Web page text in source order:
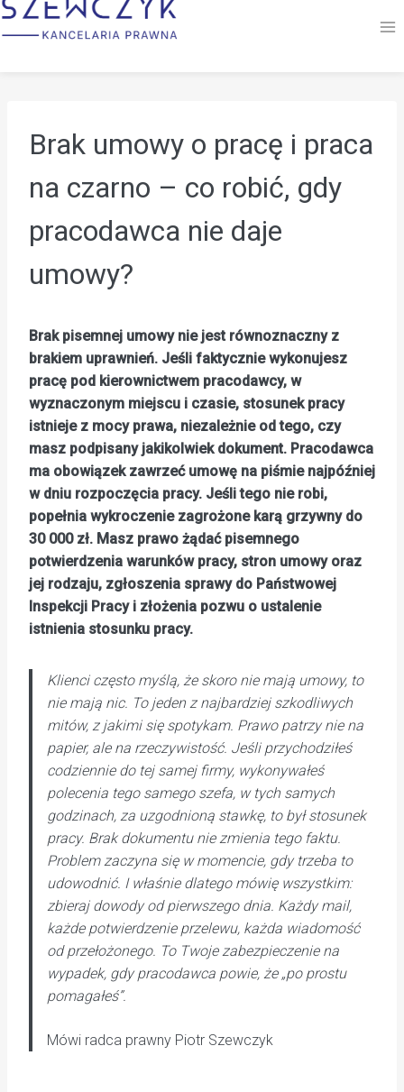
Przejdź
do
Brak umowy o pracę i praca
na czarno – co robić, gdy
pracodawca nie daje
umowy?
Brak pisemnej umowy nie jest równoznaczny z
brakiem uprawnień. Jeśli faktycznie wykonujesz
pracę pod kierownictwem pracodawcy, w
wyznaczonym miejscu i czasie, stosunek pracy
istnieje z mocy prawa, niezależnie od tego, czy
masz podpisany jakikolwiek dokument. Pracodawca
ma obowiązek zawrzeć umowę na piśmie najpóźniej
w dniu rozpoczęcia pracy. Jeśli tego nie robi,
popełnia wykroczenie zagrożone karą grzywny do
30 000 zł. Masz prawo żądać pisemnego
potwierdzenia warunków pracy, stron umowy oraz
jej rodzaju, zgłoszenia sprawy do Państwowej
Inspekcji Pracy i złożenia pozwu o ustalenie
istnienia stosunku pracy.
Klienci często myślą, że skoro nie mają umowy, to
nie mają nic. To jeden z najbardziej szkodliwych
mitów, z jakimi się spotykam. Prawo patrzy nie na
papier, ale na rzeczywistość. Jeśli przychodziłeś
codziennie do tej samej firmy, wykonywałeś
polecenia tego samego szefa, w tych samych
godzinach, za uzgodnioną stawkę, to był stosunek
pracy. Brak dokumentu nie zmienia tego faktu.
Problem zaczyna się w momencie, gdy trzeba to
udowodnić. I właśnie dlatego mówię wszystkim:
zbieraj dowody od pierwszego dnia. Każdy mail,
każde potwierdzenie przelewu, każda wiadomość
od przełożonego. To Twoje zabezpieczenie na
wypadek, gdy pracodawca powie, że „po prostu
pomagałeś”.
Mówi radca prawny Piotr Szewczyk